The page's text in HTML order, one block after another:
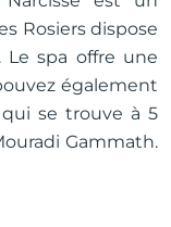
Rosiers dispose
spa offre une
également
se trouve à 5
Gammath.